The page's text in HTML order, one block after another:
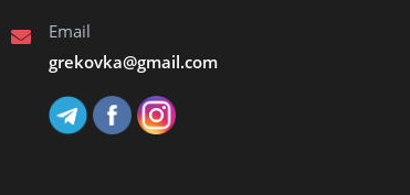
Email
grekovka@gmail.сom